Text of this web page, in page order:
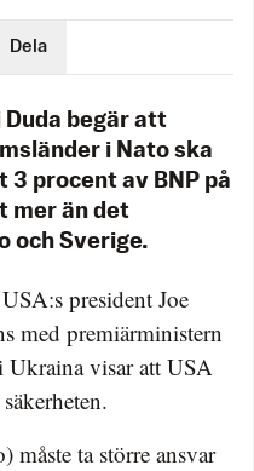
Dela
Duda begär att
i Nato ska
3 procent av BNP på
mer än det
och Sverige.
president Joe
med premiärministern
Ukraina visar att USA
måste ta större ansvar